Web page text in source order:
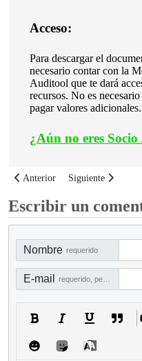
Acceso:
Para descargar el
necesario contar con la
Auditool que te dará
recursos. No es
pagar valores adicionales.
¿Aún no eres
Artículo anterior: Biblioteca de
Anterior Artículo siguiente:
Siguiente
Escribir un
Nombre requerido
E-mail